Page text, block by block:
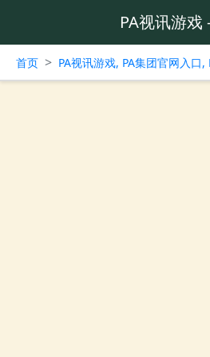
PA视讯游戏
首页 > PA视讯游戏, PA集团官网入口